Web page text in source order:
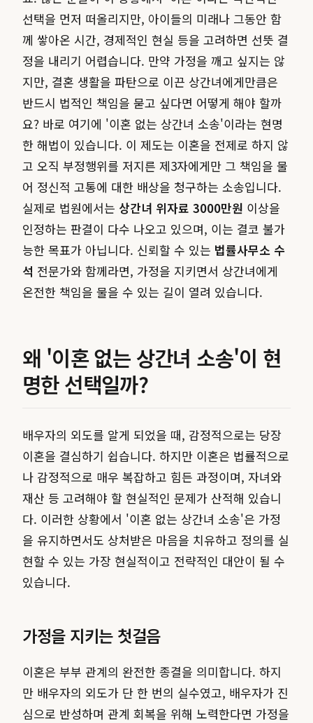
선택을 먼저 떠올리지만, 아이들의 미래나 그동안 함
께 쌓아온 시간, 경제적인 현실 등을 고려하면 선뜻 결
정을 내리기 어렵습니다. 만약 가정을 깨고 싶지는 않
지만, 결혼 생활을 파탄으로 이끈 상간녀에게만큼은
반드시 법적인 책임을 묻고 싶다면 어떻게 해야 할까
요? 바로 여기에 '이혼 없는 상간녀 소송'이라는 현명
한 해법이 있습니다. 이 제도는 이혼을 전제로 하지 않
고 오직 부정행위를 저지른 제3자에게만 그 책임을 물
어 정신적 고통에 대한 배상을 청구하는 소송입니다.
실제로 법원에서는 상간녀 위자료 3000만원 이상을
인정하는 판결이 다수 나오고 있으며, 이는 결코 불가
능한 목표가 아닙니다. 신뢰할 수 있는 법률사무소 수
석 전문가와 함께라면, 가정을 지키면서 상간녀에게
온전한 책임을 물을 수 있는 길이 열려 있습니다.
왜 '이혼 없는 상간녀 소송'이 현
명한 선택일까?
배우자의 외도를 알게 되었을 때, 감정적으로는 당장
이혼을 결심하기 쉽습니다. 하지만 이혼은 법률적으로
나 감정적으로 매우 복잡하고 힘든 과정이며, 자녀와
재산 등 고려해야 할 현실적인 문제가 산적해 있습니
다. 이러한 상황에서 '이혼 없는 상간녀 소송'은 가정
을 유지하면서도 상처받은 마음을 치유하고 정의를 실
현할 수 있는 가장 현실적이고 전략적인 대안이 될 수
있습니다.
가정을 지키는 첫걸음
이혼은 부부 관계의 완전한 종결을 의미합니다. 하지
만 배우자의 외도가 단 한 번의 실수였고, 배우자가 진
심으로 반성하며 관계 회복을 위해 노력한다면 가정을